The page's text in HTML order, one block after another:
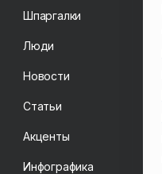
Шпаргалки
Люди
Новости
Статьи
Акценты
Инфографика